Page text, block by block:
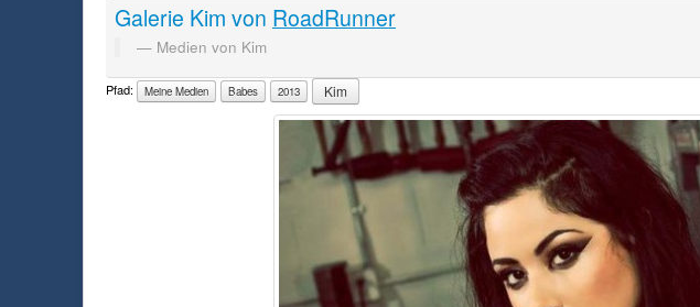
Galerie Kim von RoadRunner
Medien von Kim
Pfad: Meine Medien Babes 2013 Kim